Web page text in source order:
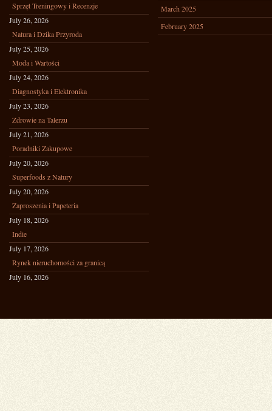
Sprzęt Treningowy i Recenzje
July 26, 2026
Natura i Dzika Przyroda
July 25, 2026
Moda i Wartości
July 24, 2026
Diagnostyka i Elektronika
July 23, 2026
Zdrowie na Talerzu
July 21, 2026
Poradniki Zakupowe
July 20, 2026
Superfoods z Natury
July 20, 2026
Zaproszenia i Papeteria
July 18, 2026
Indie
July 17, 2026
Rynek nieruchomości za granicą
July 16, 2026
March 2025
February 2025